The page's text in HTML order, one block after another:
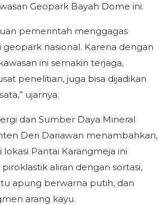
Geopark Bayah Dome ini.
pemerintah menggagas
geopark nasional. Karena dengan
ini semakin terjaga,
penelitian, juga bisa dijadikan
ujarnya.
dan Sumber Daya Mineral
Deri Dariawan menambahkan,
Pantai Karangmeja ini
aliran dengan sortasi,
apung berwarna putih, dan
arang kayu.